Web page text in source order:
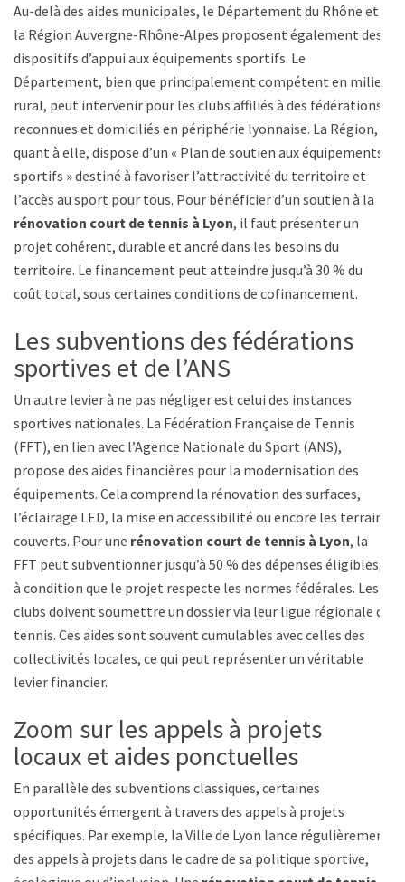
Au-delà des aides municipales, le Département du Rhône et
la Région Auvergne-Rhône-Alpes proposent également des
dispositifs d’appui aux équipements sportifs. Le
Département, bien que principalement compétent en milieu
rural, peut intervenir pour les clubs affiliés à des fédérations
reconnues et domiciliés en périphérie lyonnaise. La Région,
quant à elle, dispose d’un « Plan de soutien aux équipements
sportifs » destiné à favoriser l’attractivité du territoire et
l’accès au sport pour tous. Pour bénéficier d’un soutien à la
rénovation court de tennis à Lyon, il faut présenter un
projet cohérent, durable et ancré dans les besoins du
territoire. Le financement peut atteindre jusqu’à 30 % du
coût total, sous certaines conditions de cofinancement.
Les subventions des fédérations
sportives et de l’ANS
Un autre levier à ne pas négliger est celui des instances
sportives nationales. La Fédération Française de Tennis
(FFT), en lien avec l’Agence Nationale du Sport (ANS),
propose des aides financières pour la modernisation des
équipements. Cela comprend la rénovation des surfaces,
l’éclairage LED, la mise en accessibilité ou encore les terrains
couverts. Pour une rénovation court de tennis à Lyon, la
FFT peut subventionner jusqu’à 50 % des dépenses éligibles,
à condition que le projet respecte les normes fédérales. Les
clubs doivent soumettre un dossier via leur ligue régionale de
tennis. Ces aides sont souvent cumulables avec celles des
collectivités locales, ce qui peut représenter un véritable
levier financier.
Zoom sur les appels à projets
locaux et aides ponctuelles
En parallèle des subventions classiques, certaines
opportunités émergent à travers des appels à projets
spécifiques. Par exemple, la Ville de Lyon lance régulièrement
des appels à projets dans le cadre de sa politique sportive,